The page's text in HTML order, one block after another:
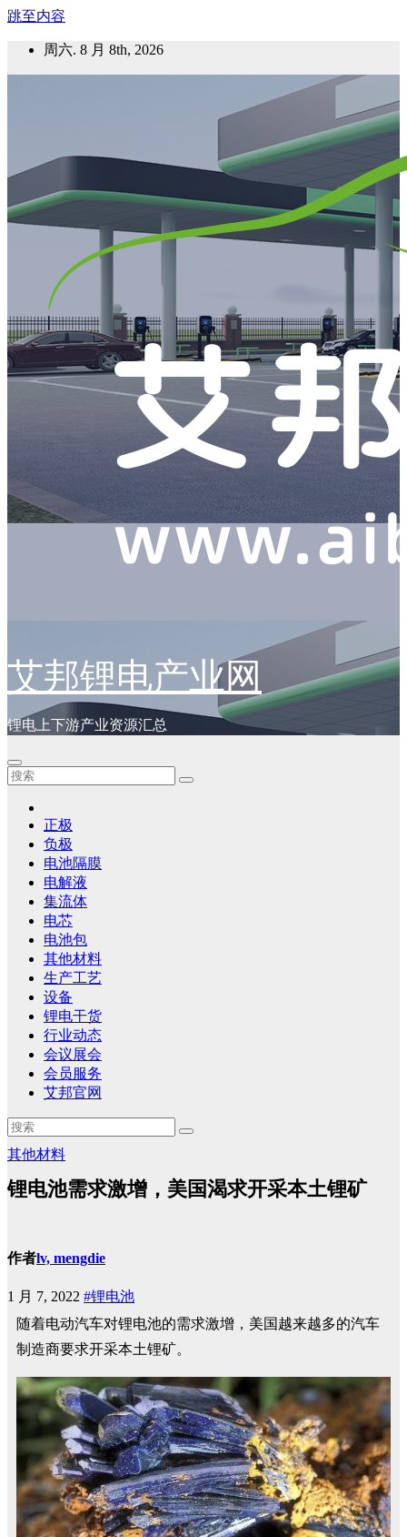
跳至内容
周六. 8 月 8th, 2026
艾邦锂电产业网
锂电上下游产业资源汇总
正极
负极
电池隔膜
电解液
集流体
电芯
电池包
其他材料
生产工艺
设备
锂电干货
行业动态
会议展会
会员服务
艾邦官网
其他材料
锂电池需求激增，美国渴求开采本土锂矿
作者lv, mengdie
1 月 7, 2022 #锂电池
随着电动汽车对锂电池的需求激增，美国越来越多的汽车
制造商要求开采本土锂矿。